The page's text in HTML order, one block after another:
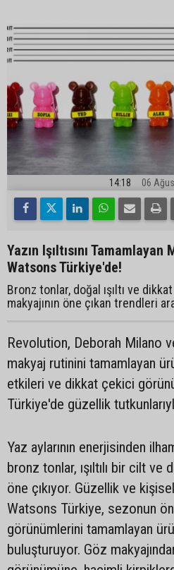
14:18 06
Yazın Işıltısını
Watsons Türkiye'de!
Bronz tonlar, doğal ışıltı ve
makyajının öne çıkan trendleri
Revolution, Deborah Milano
makyaj rutinini tamamlayan
etkileri ve dikkat çekici
Türkiye'de güzellik
Yaz aylarının enerjisinden
bronz tonlar, ışıltılı bir cilt
öne çıkıyor. Güzellik ve
Watsons Türkiye, sezonun
görünümlerini tamamlayan
buluşturuyor. Göz